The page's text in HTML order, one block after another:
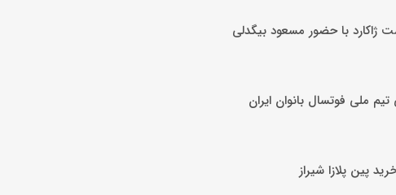
ژاکارد با حضور مسعود بیگدلی
ملی فوتسال بانوان ایران
پین پلازا شیراز